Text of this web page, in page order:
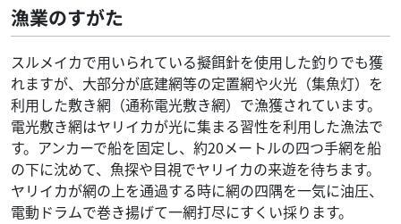
漁業のすがた
スルメイカで用いられている擬餌針を使用した釣りでも獲
れますが、大部分が底建網等の定置網や火光（集魚灯）を
利用した敷き網（通称電光敷き網）で漁獲されています。
電光敷き網はヤリイカが光に集まる習性を利用した漁法で
す。アンカーで船を固定し、約20メートルの四つ手網を船
の下に沈めて、魚探や目視でヤリイカの来遊を待ちます。
ヤリイカが網の上を通過する時に網の四隅を一気に油圧、
電動ドラムで巻き揚げて一網打尽にすくい採ります。